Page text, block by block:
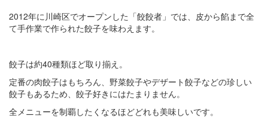
2012年に川崎区でオープンした「餃餃者」では、皮から餡まで全
て手作業で作られた餃子を味わえます。
餃子は約40種類ほど取り揃え。
定番の肉餃子はもちろん、野菜餃子やデザート餃子などの珍しい
餃子もあるため、餃子好きにはたまりません。
全メニューを制覇したくなるほどどれも美味しいです。